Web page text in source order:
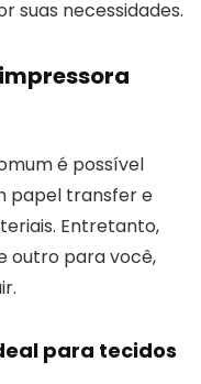
suas necessidades.
é possível
papel transfer e
Entretanto,
outro para você,
para tecidos